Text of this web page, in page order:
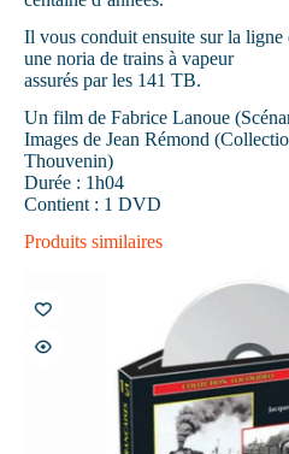
Il vous conduit ensuite sur la ligne
une noria de trains à vapeur
assurés par les 141 TB.
Un film de Fabrice Lanoue
Images de Jean Rémond
Thouvenin)
Durée : 1h04
Contient : 1 DVD
Produits similaires